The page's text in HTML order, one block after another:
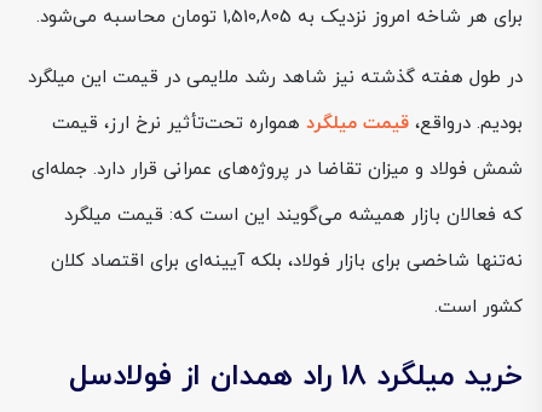
برای هر شاخه امروز نزدیک به 1,510,805 تومان محاسبه می‌شود.
در طول هفته گذشته نیز شاهد رشد ملایمی در قیمت این میلگرد
بودیم. درواقع، قیمت میلگرد همواره تحت‌تأثیر نرخ ارز، قیمت
شمش فولاد و میزان تقاضا در پروژه‌های عمرانی قرار دارد. جمله‌ای
که فعالان بازار همیشه می‌گویند این است که: قیمت میلگرد
نه‌تنها شاخصی برای بازار فولاد، بلکه آیینه‌ای برای اقتصاد کلان
کشور است.
خرید میلگرد 18 راد همدان از فولادسل